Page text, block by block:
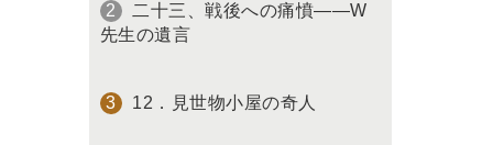
二十三、戦後への痛憤――W
先生の遺言
12．見世物小屋の奇人